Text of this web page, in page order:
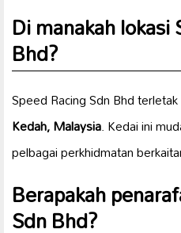
Di manakah
Bhd?
Speed Racing Sdn Bhd
Kedah, Malaysia. Kedai ini
pelbagai perkhidmatan
Berapakah
Sdn Bhd?